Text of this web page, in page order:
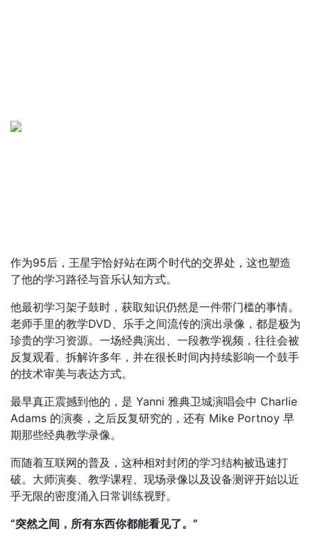
作为95后，王星宇恰好站在两个时代的交界处，这也塑造
了他的学习路径与音乐认知方式。
他最初学习架子鼓时，获取知识仍然是一件带门槛的事情。
老师手里的教学DVD、乐手之间流传的演出录像，都是极为
珍贵的学习资源。一场经典演出、一段教学视频，往往会被
反复观看、拆解许多年，并在很长时间内持续影响一个鼓手
的技术审美与表达方式。
最早真正震撼到他的，是 Yanni 雅典卫城演唱会中 Charlie
Adams 的演奏，之后反复研究的，还有 Mike Portnoy 早
期那些经典教学录像。
而随着互联网的普及，这种相对封闭的学习结构被迅速打
破。大师演奏、教学课程、现场录像以及设备测评开始以近
乎无限的密度涌入日常训练视野。
“突然之间，所有东西你都能看见了。”